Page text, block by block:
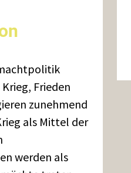
Frieden
zunehmend
als Mittel der
werden als